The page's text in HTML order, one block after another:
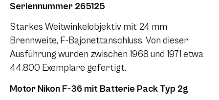
Seriennummer 265125
Starkes Weitwinkelobjektiv mit 24 mm
Brennweite, F-Bajonettanschluss. Von dieser
Ausführung wurden zwischen 1968 und 1971 etwa
44.800 Exemplare gefertigt.
Motor Nikon F-36 mit Batterie Pack Typ 2g